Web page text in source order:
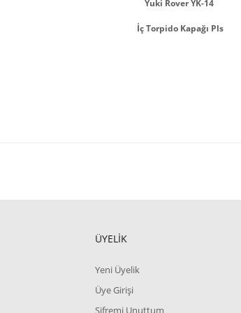
Yuki Rover YK-14
İç Torpido Kapağı Pls
ÜYELİK
Yeni Üyelik
Üye Girişi
Şifremi Unuttum